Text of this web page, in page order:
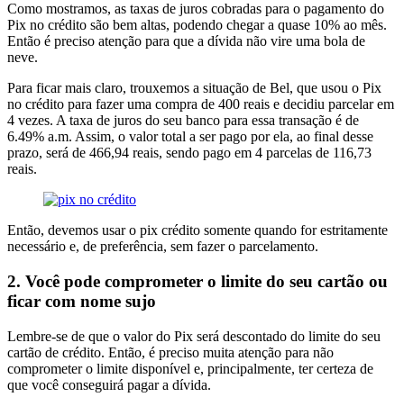
Como mostramos, as taxas de juros cobradas para o pagamento do
Pix no crédito são bem altas, podendo chegar a quase 10% ao mês.
Então é preciso atenção para que a dívida não vire uma bola de
neve.
Para ficar mais claro, trouxemos a situação de Bel, que usou o Pix
no crédito para fazer uma compra de 400 reais e decidiu parcelar em
4 vezes. A taxa de juros do seu banco para essa transação é de
6.49% a.m. Assim, o valor total a ser pago por ela, ao final desse
prazo, será de 466,94 reais, sendo pago em 4 parcelas de 116,73
reais.
Então, devemos usar o pix crédito somente quando for estritamente
necessário e, de preferência, sem fazer o parcelamento.
2. Você pode comprometer o limite do seu cartão ou
ficar com nome sujo
Lembre-se de que o valor do Pix será descontado do limite do seu
cartão de crédito. Então, é preciso muita atenção para não
comprometer o limite disponível e, principalmente, ter certeza de
que você conseguirá pagar a dívida.